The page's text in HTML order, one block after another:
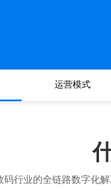
运营模式
行业的全链路数字化